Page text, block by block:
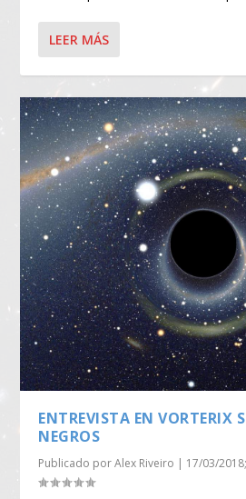
LEER MÁS
ENTREVISTA EN VORTERIX
NEGROS
Publicado porAlex Riveiro | 17/03/